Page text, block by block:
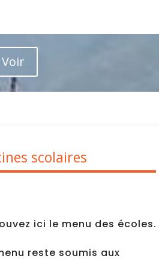
Voir
scolaires
ici le menu des écoles.
reste soumis aux